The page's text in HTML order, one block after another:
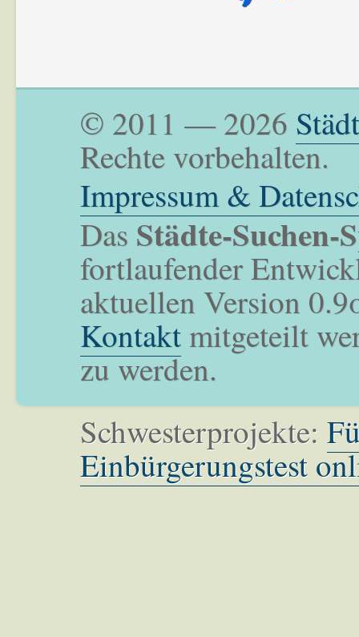
© 2011 — 2026
Rechte vorbehalten.
Impressum &
Das Städte-Suchen-
fortlaufender
aktuellen Version
Kontaktmitgeteilt
zu werden.
Schwesterprojekte:
Einbürgerungstest